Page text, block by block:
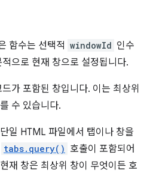
함수는 선택적 windowId 인수
으로 현재 창으로 설정됩니다.
가 포함된 창입니다. 이는 최상위
수 있습니다.
일 HTML 파일에서 탭이나 창을
tabs.query() 호출이 포함되어
재 창은 최상위 창이 무엇이든 호